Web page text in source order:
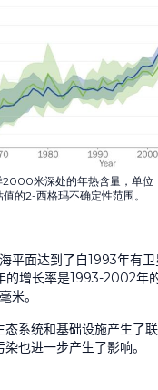
米深处的年热含量，单位
的2-西格玛不确定性范围。
平面达到了自1993年有
增长率是1993-2002年
米。
态系统和基础设施产生了
也进一步产生了影响。